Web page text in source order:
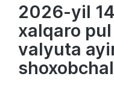
2026-yil
xalqaro
valyuta